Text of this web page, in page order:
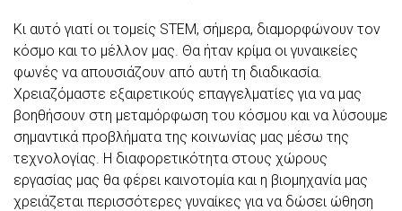
Κι αυτό γιατί οι τομείς STEM, σήμερα, διαμορφώνουν τον
κόσμο και το μέλλον μας. Θα ήταν κρίμα οι γυναικείες
φωνές να απουσιάζουν από αυτή τη διαδικασία.
Χρειαζόμαστε εξαιρετικούς επαγγελματίες για να μας
βοηθήσουν στη μεταμόρφωση του κόσμου και να λύσουμε
σημαντικά προβλήματα της κοινωνίας μας μέσω της
τεχνολογίας. Η διαφορετικότητα στους χώρους
εργασίας μας θα φέρει καινοτομία και η βιομηχανία μας
χρειάζεται περισσότερες γυναίκες για να δώσει ώθηση